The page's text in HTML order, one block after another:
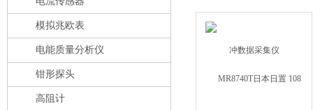
模拟兆欧表
电能质量分析仪
钳形探头
高阻计
采集仪